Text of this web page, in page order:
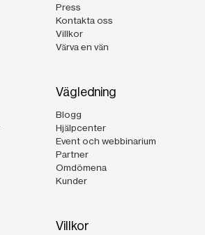
Press
Kontakta oss
Villkor
Värva en vän
Vägledning
Blogg
Hjälpcenter
Event och webbinarium
Partner
Omdömena
Kunder
Villkor